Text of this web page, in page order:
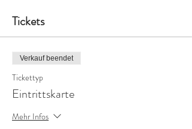
Tickets
Verkauf beendet
Tickettyp
Eintrittskarte
Mehr Infos